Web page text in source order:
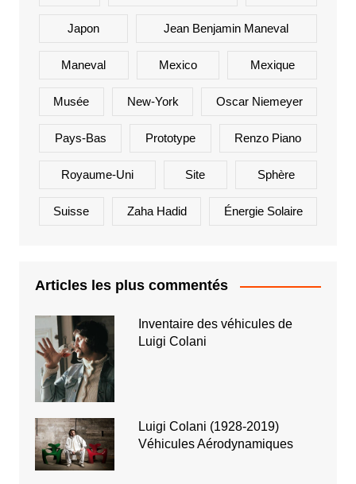
Japon Jean Benjamin Maneval
Maneval Mexico Mexique
Musée New-York Oscar Niemeyer
Pays-Bas Prototype Renzo Piano
Royaume-Uni Site Sphère
Suisse Zaha Hadid Énergie Solaire
Articles les plus commentés
Inventaire des véhicules de
Luigi Colani
Luigi Colani (1928-2019)
Véhicules Aérodynamiques